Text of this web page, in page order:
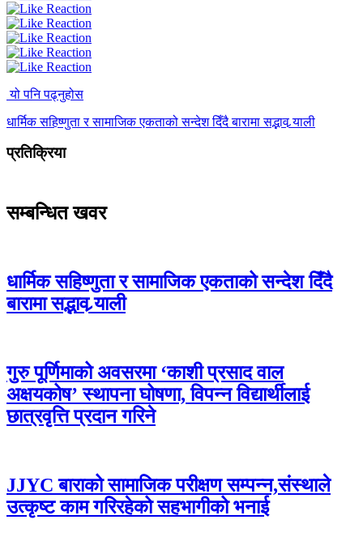
यो पनि पढ्नुहोस
धार्मिक सहिष्णुता र सामाजिक एकताको सन्देश दिँदै बारामा सद्भाव र्‍याली
प्रतिक्रिया
सम्बन्धित खवर
धार्मिक सहिष्णुता र सामाजिक एकताको सन्देश दिँदै
बारामा सद्भाव र्‍याली
गुरु पूर्णिमाको अवसरमा ‘काशी प्रसाद वाल
अक्षयकोष’ स्थापना घोषणा, विपन्न विद्यार्थीलाई
छात्रवृत्ति प्रदान गरिने
JJYC बाराको सामाजिक परीक्षण सम्पन्न,संस्थाले
उत्कृष्ट काम गरिरहेको सहभागीको भनाई